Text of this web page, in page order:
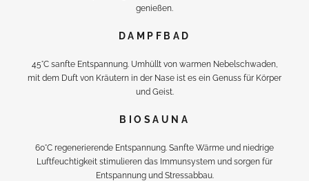
genießen.
DAMPFBAD
45°C sanfte Entspannung. Umhüllt von warmen Nebelschwaden,
mit dem Duft von Kräutern in der Nase ist es ein Genuss für Körper
und Geist.
BIOSAUNA
60°C regenerierende Entspannung. Sanfte Wärme und niedrige
Luftfeuchtigkeit stimulieren das Immunsystem und sorgen für
Entspannung und Stressabbau.